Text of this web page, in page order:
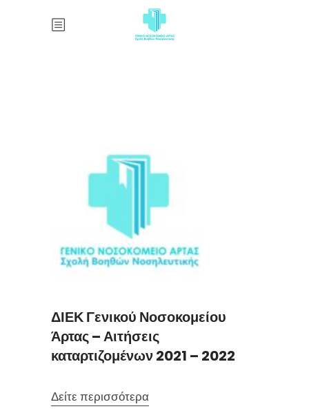
ΔΙΕΚ Γενικού Νοσοκομείου
Άρτας – Αιτήσεις
καταρτιζομένων 2021 – 2022
Δείτε περισσότερα